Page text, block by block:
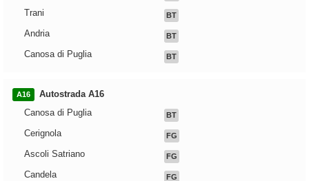
Trani BT
Andria BT
Canosa di Puglia BT
A16
Autostrada A16
Canosa di Puglia
BT
Cerignola FG
Ascoli Satriano FG
Candela FG